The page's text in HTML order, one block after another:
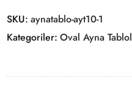
SKU: aynatablo-ayt10-1
Kategoriler: Oval Ayna